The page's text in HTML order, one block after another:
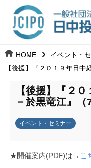
ツ 日
中
投
資
進
j
c
HOME
イベント・
【後援】『２０１９年日中
【後援】『２
－於黒竜江』（
イベント・セミナー
k
★開催案内(PDF)は→ こ
日
中
資
機
構